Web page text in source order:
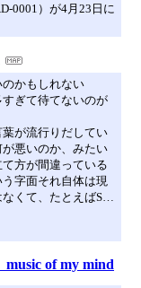
0001）が4月23日に
のかもしれない
ぎて待てないのが
が流行りだしてい
悪いのか、みたい
方が間違っている
字面それ自体は現
くて、たとえばS…
of my mind